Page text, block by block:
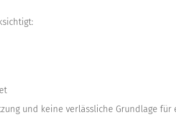
und keine verlässliche Grundlage